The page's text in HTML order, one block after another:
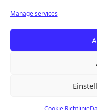
Manage services
Die genannten Marken
sind Eigentum ihrer
ausschließlich zur
verwendet. D’AMICO
zu Piaggio S.p.A.
Originalprodukte des
Copyright 2025 ©D'AMICO